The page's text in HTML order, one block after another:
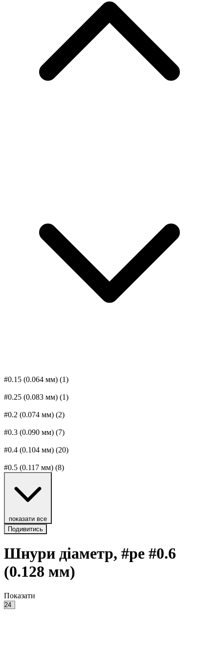
#0.15 (0.064 мм) (1)
#0.25 (0.083 мм) (1)
#0.2 (0.074 мм) (2)
#0.3 (0.090 мм) (7)
#0.4 (0.104 мм) (20)
#0.5 (0.117 мм) (8)
показати все
Подивитись
Шнури діаметр, #pe #0.6
(0.128 мм)
Показати